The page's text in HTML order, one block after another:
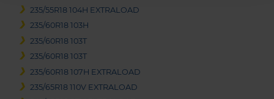
235/55R18 104H EXTRALOAD
235/60R18 103H
235/60R18 103T
235/60R18 103T
235/60R18 107H EXTRALOAD
235/65R18 110V EXTRALOAD